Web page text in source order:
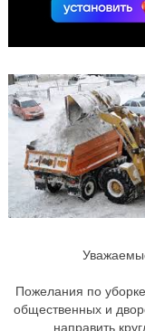
Пожелания по
общественных и
направить